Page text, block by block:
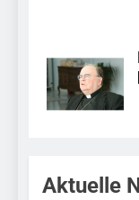
Aktuelle